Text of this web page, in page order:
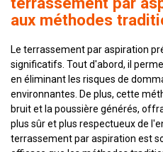
aux méthodes
Le terrassement par aspiration
significatifs. Tout d'abord, il
en éliminant les risques de
environnantes. De plus, cette
bruit et la poussière générés,
plus sûr et plus respectueux de
terrassement par aspiration est